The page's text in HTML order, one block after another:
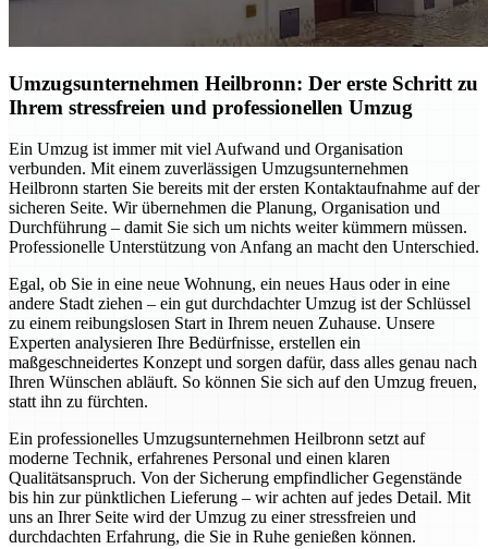
Umzugsunternehmen Heilbronn: Der erste Schritt zu
Ihrem stressfreien und professionellen Umzug
Ein Umzug ist immer mit viel Aufwand und Organisation
verbunden. Mit einem zuverlässigen Umzugsunternehmen
Heilbronn starten Sie bereits mit der ersten Kontaktaufnahme auf der
sicheren Seite. Wir übernehmen die Planung, Organisation und
Durchführung – damit Sie sich um nichts weiter kümmern müssen.
Professionelle Unterstützung von Anfang an macht den Unterschied.
Egal, ob Sie in eine neue Wohnung, ein neues Haus oder in eine
andere Stadt ziehen – ein gut durchdachter Umzug ist der Schlüssel
zu einem reibungslosen Start in Ihrem neuen Zuhause. Unsere
Experten analysieren Ihre Bedürfnisse, erstellen ein
maßgeschneidertes Konzept und sorgen dafür, dass alles genau nach
Ihren Wünschen abläuft. So können Sie sich auf den Umzug freuen,
statt ihn zu fürchten.
Ein professionelles Umzugsunternehmen Heilbronn setzt auf
moderne Technik, erfahrenes Personal und einen klaren
Qualitätsanspruch. Von der Sicherung empfindlicher Gegenstände
bis hin zur pünktlichen Lieferung – wir achten auf jedes Detail. Mit
uns an Ihrer Seite wird der Umzug zu einer stressfreien und
durchdachten Erfahrung, die Sie in Ruhe genießen können.